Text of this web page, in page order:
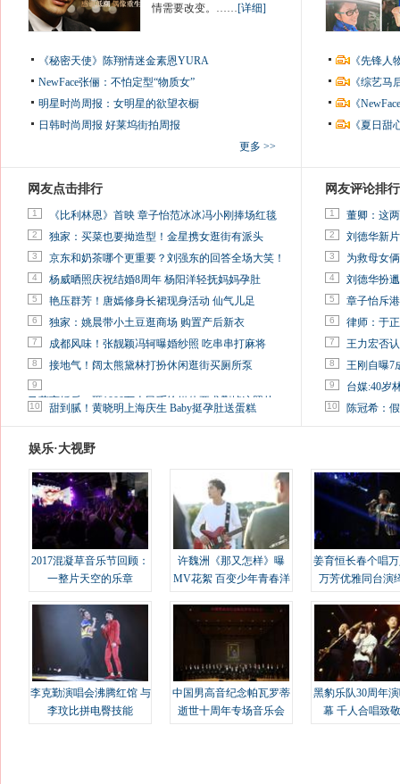
情需要改变。……[详细]
《秘密天使》陈翔情迷金素恩YURA
NewFace张俪：不怕定型“物质女”
明星时尚周报：女明星的欲望衣橱
日韩时尚周报 好莱坞街拍周报
更多 >>
《先锋
《综艺
《
《夏日
网友点击排行
1 《比利林恩》首映 章子怡范冰冰冯小刚捧场红毯
2 独家：买菜也要拗造型！金星携女逛街有派头
3 京东和奶茶哪个更重要？刘强东的回答全场大笑！
4 杨威晒照庆祝结婚8周年 杨阳洋轻抚妈妈孕肚
5 艳压群芳！唐嫣修身长裙现身活动 仙气儿足
6 独家：姚晨带小土豆逛商场 购置产后新衣
7 成都风味！张靓颖冯轲曝婚纱照 吃串串打麻将
8 接地气！阔太熊黛林打扮休闲逛街买厕所泵
9
马蓉离婚后，砸1000万人民币给媒体要求删掉这照片
10 甜到腻！黄晓明上海庆生 Baby挺孕肚送蛋糕
网友评论排行
1 董卿：这
2 刘德华新
3 为救母女
4 刘德华扮
5 章子怡斥
6 律师：于
7 王力宏否
8 王刚自曝7
9 台媒:40岁
10 陈冠希：
娱乐·大视野
2017混凝草音乐节回顾：
一整片天空的乐章
许魏洲《那又怎样》曝
MV花絮 百变少年青春洋
姜育恒长春个唱
万芳优雅同台演
李克勤演唱会沸腾红馆 与
李玟比拼电臀技能
中国男高音纪念帕瓦罗蒂
逝世十周年专场音乐会
黑豹乐队30周年
幕 千人合唱致